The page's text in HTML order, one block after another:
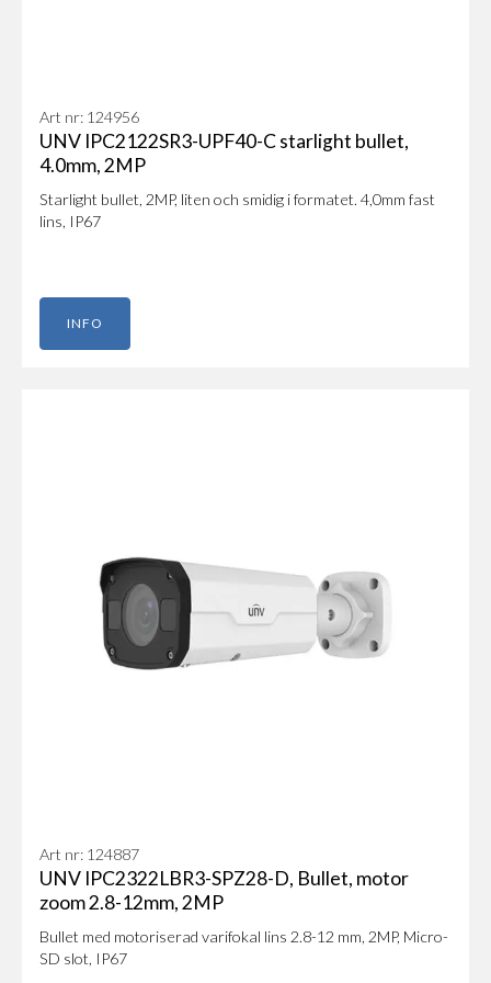
Art nr: 124956
UNV IPC2122SR3-UPF40-C starlight bullet,
4.0mm, 2MP
Starlight bullet, 2MP, liten och smidig i formatet. 4,0mm fast
lins, IP67
INFO
Art nr: 124887
UNV IPC2322LBR3-SPZ28-D, Bullet, motor
zoom 2.8-12mm, 2MP
Bullet med motoriserad varifokal lins 2.8-12 mm, 2MP, Micro-
SD slot, IP67